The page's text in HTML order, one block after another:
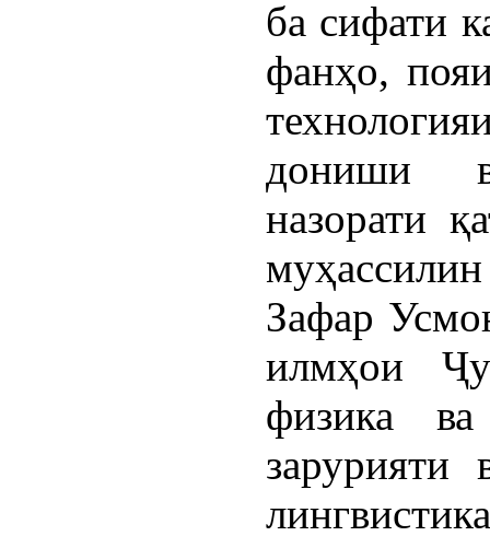
ба сифати
фанҳо,
дониши
назорати
Зафар
илмҳои
физика